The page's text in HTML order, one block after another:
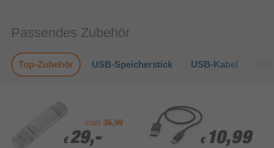
Passendes Zubehör
Top-Zubehör USB-Speicherstick USB-Kabel
statt36,99
€ 29,-
€ 29,- € 10,99
€ 10,99